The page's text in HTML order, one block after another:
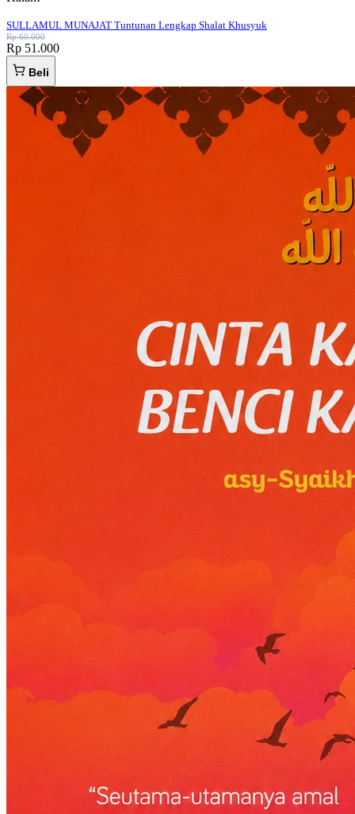
SULLAMUL MUNAJAT Tuntunan Lengkap Shalat Khusyuk
Rp 60.000
Rp 51.000
Beli